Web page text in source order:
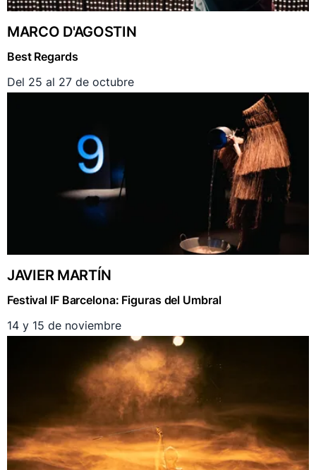
MARCO D'AGOSTIN
Best Regards
Del 25 al 27 de octubre
JAVIER MARTÍN
Festival IF Barcelona: Figuras del Umbral
14 y 15 de noviembre